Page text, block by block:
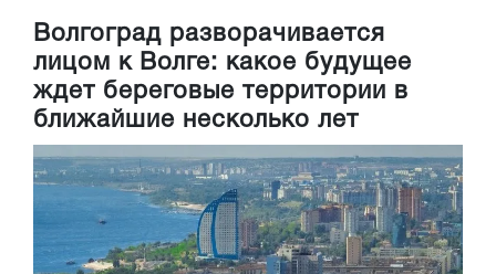
Волгоград разворачивается
лицом к Волге: какое будущее
ждет береговые территории в
ближайшие несколько лет